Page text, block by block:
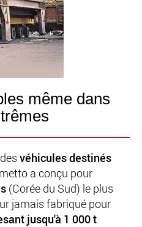
même dans
véhicules destinés
a conçu pour
(Corée du Sud) le plus
jamais fabriqué pour
jusqu'à 1 000 t